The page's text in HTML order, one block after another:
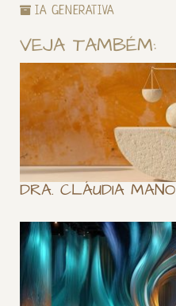
IA GENERATIVA
VEJA TAMBÉM:
DRA. CLÁUDIA MANO